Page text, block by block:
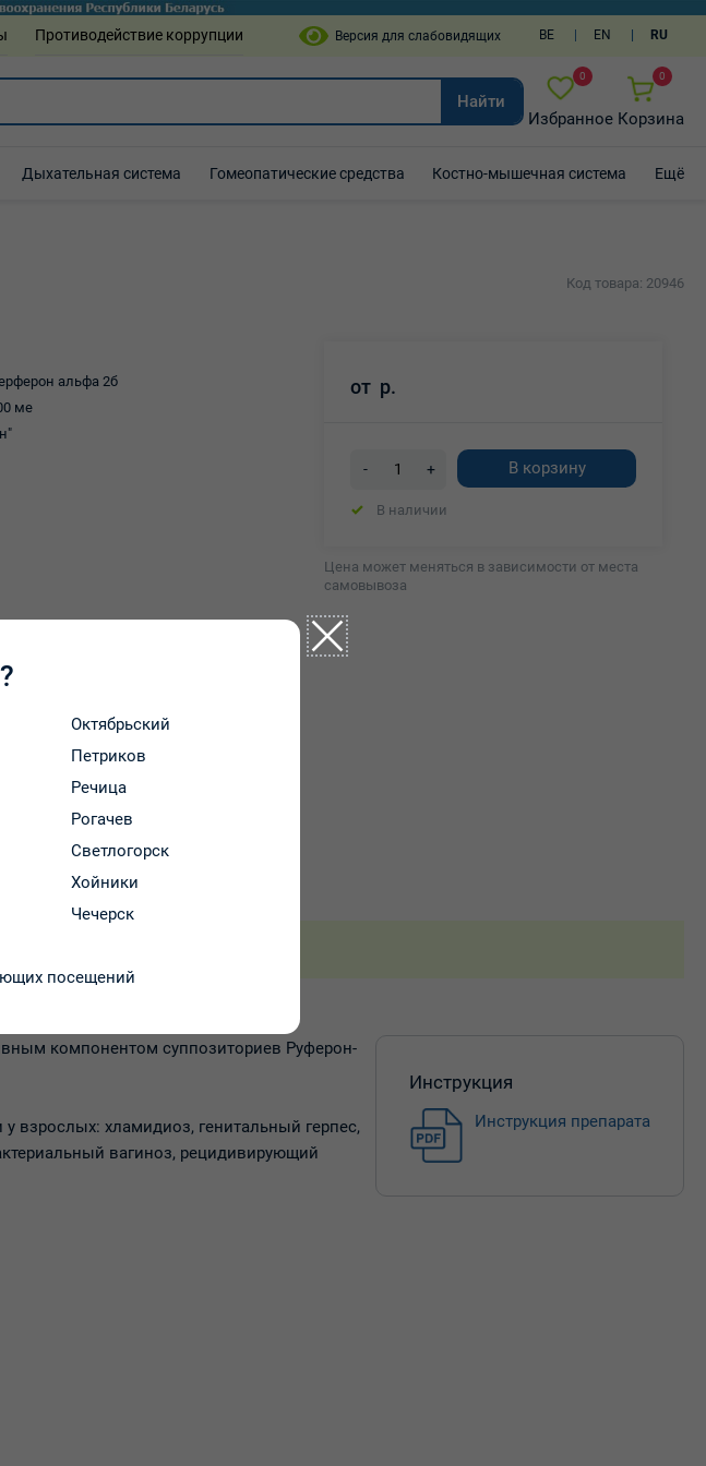
Противодействие коррупции BE EN RU
Найти
0
Избранное
0
Корзина
Дыхательная система Гомеопатические средства Костно-мышечная система Ещё
Код товара: 20946
альфа 2б
ме
от р.
- + В корзину
В наличии
Цена может меняться в зависимости от места
самовывоза
Инструкция
Инструкция препарата
компонентом суппозиториев Руферон-
взрослых: хламидиоз, генитальный герпес,
вагиноз, рецидивирующий
Октябрьский
Петриков
Речица
Рогачев
Светлогорск
Хойники
Чечерск
посещений